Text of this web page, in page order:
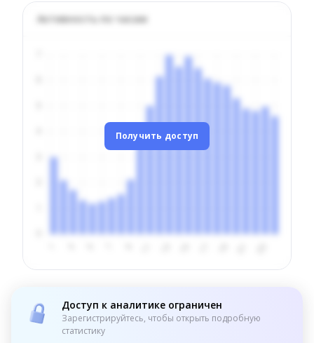
Активность по часам
Получить доступ
Доступ к аналитике ограничен
Зарегистрируйтесь, чтобы открыть подробную
статистику